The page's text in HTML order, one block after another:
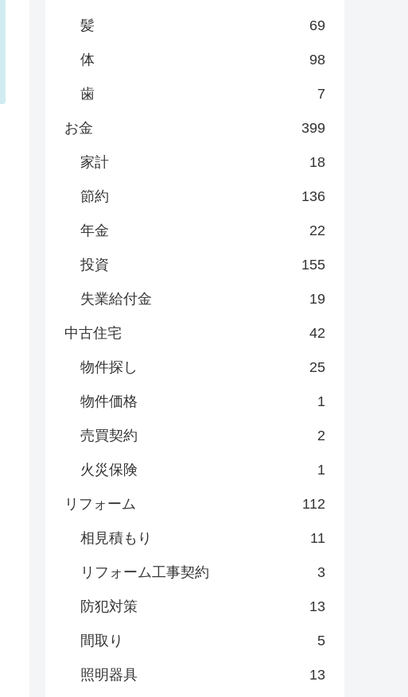
髪 69
体 98
歯 7
お金 399
家計 18
節約 136
年金 22
投資 155
失業給付金 19
中古住宅 42
物件探し 25
物件価格 1
売買契約 2
火災保険 1
リフォーム 112
相見積もり 11
リフォーム工事契約 3
防犯対策 13
間取り 5
照明器具 13